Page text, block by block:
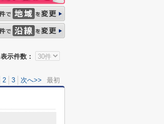
表示件数：
2 3 次へ>> 最初